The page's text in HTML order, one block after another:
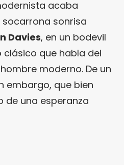
acaba
sonrisa
Davies, en un bodevil
que habla del
moderno. De un
embargo, que bien
de una esperanza